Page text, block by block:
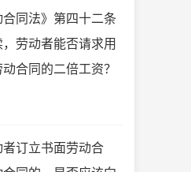
同法》第四十二条
劳动者能否请求用
合同的二倍工资？
订立书面劳动合